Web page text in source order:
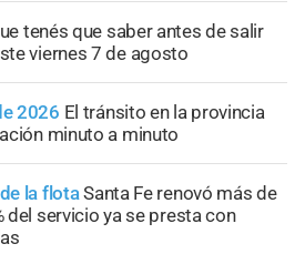
tenés que saber antes de salir
viernes 7 de agosto
2026 El tránsito en la provincia
minuto a minuto
la flotaSanta Fe renovó más de
del servicio ya se presta con